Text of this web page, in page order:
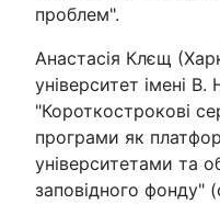
проблем".
Анастасія Клєщ
університет імені В.
"Короткострокові
програми як
університетами та
заповідного фонду"